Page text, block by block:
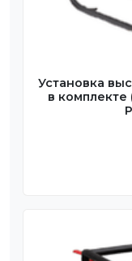
Установка
в